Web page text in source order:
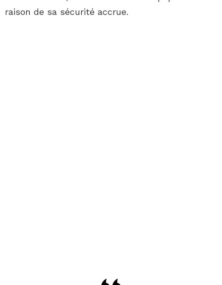
raison de sa sécurité accrue.